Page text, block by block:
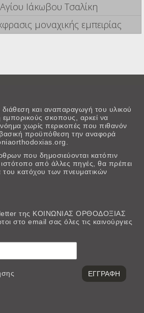
Ιάκωβου Τσαλίκη
μοναχικής εμπειρίας
και αναπαραγωγή του υλικού
σκοπους, αρκεί να
νόημα χωρίς περικοπές που πιθανόν
προϋπόθεση την αναφορά
που δημοσιεύονται κατόπιν
από άλλες πηγές, θα πρέπει
του κατόχου των πνευματικών
της ΚΟΙΝΩΝΙΑΣ ΟΡΘΟΔΟΞΙΑΣ
στο email σας όλες τις καινούργιες